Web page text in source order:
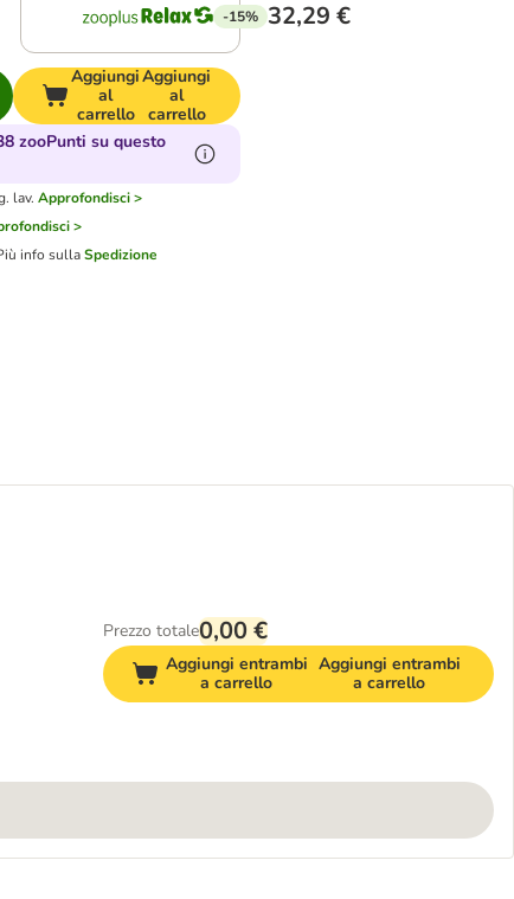
-15% 32,29 €
Aggiungi
al
carrello
Aggiungi
al
carrello
zooPunti su questo
lav. Approfondisci >
>
info sullaSpedizione
Prezzo totale0,00 €
Aggiungi entrambi
a carrello
Aggiungi entrambi
a carrello